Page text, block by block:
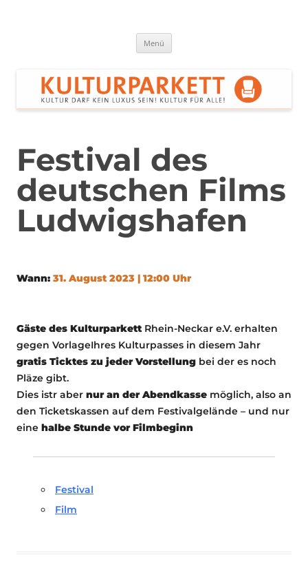
Menü
Festival des
deutschen Films
Ludwigshafen
Wann: 31. August 2023 | 12:00 Uhr
Gäste des KulturparkettRhein-Neckar e.V. erhalten
gegen VorlageIhres Kulturpasses in diesem Jahr
gratis Ticktes zu jeder Vorstellung bei der es noch
Pläze gibt.
Dies istr aber nur an der Abendkasse möglich, also an
den Ticketskassen auf dem Festivalgelände – und nur
eine halbe Stunde vor Filmbeginn
Festival
Film